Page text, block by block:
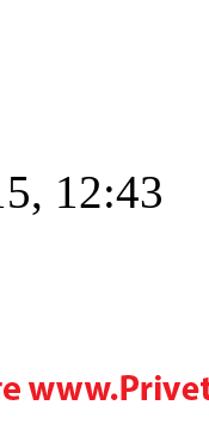
12:43